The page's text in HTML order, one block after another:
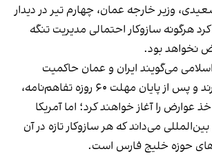
وزیر خارجه عمان، چهارم تیر در دیدار
کرد هرگونه سازوکار احتمالی مدیریت تنگه
نخواهد بود.
می‌گویند ایران و عمان حاکمیت
مشترکی بر تنگه دارند و پس از پایان مهلت ۶۰ روزه تفاهم‌نامه،
عوارض را آغاز خواهند کرد؛ اما آمریکا
می‌داند که هر سازوکار تازه در آن
حوزه خلیج فارس است.